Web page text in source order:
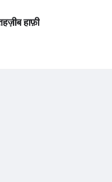
हाफ़ी